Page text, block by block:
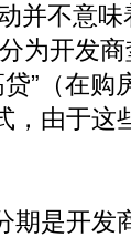
并不意
为开发
”（在购
，由于这
期是开发